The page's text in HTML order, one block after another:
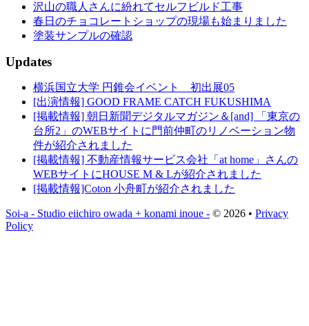
沢山の職人さんに紛れてセルフビルド工事
春日のチョコレートショップの現場も始まりました
塗装サンプルの確認
Updates
横浜国立大学 円錐会イベント 初出展05
[出演情報] GOOD FRAME CATCH FUKUSHIMA
[掲載情報] 朝日新聞デジタルマガジン＆[and] 「東京の
台所2」のWEBサイトに門前仲町のリノベーション物
件が紹介されました
[掲載情報] 不動産情報サービス会社「at home」さんの
WEBサイトにHOUSE M & Lが紹介されました
[掲載情報]Coton 小舟町が紹介されました
Soi-a - Studio eiichiro owada + konami inoue - © 2026 • Privacy
Policy